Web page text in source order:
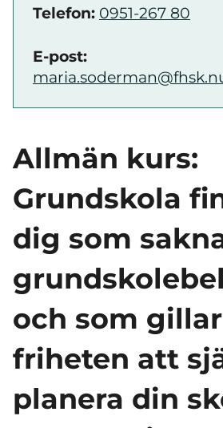
Telefon: 0951-267 80
E-post:
Allmän kurs:
Grundskola
dig som
och som gillar
friheten att
planera din